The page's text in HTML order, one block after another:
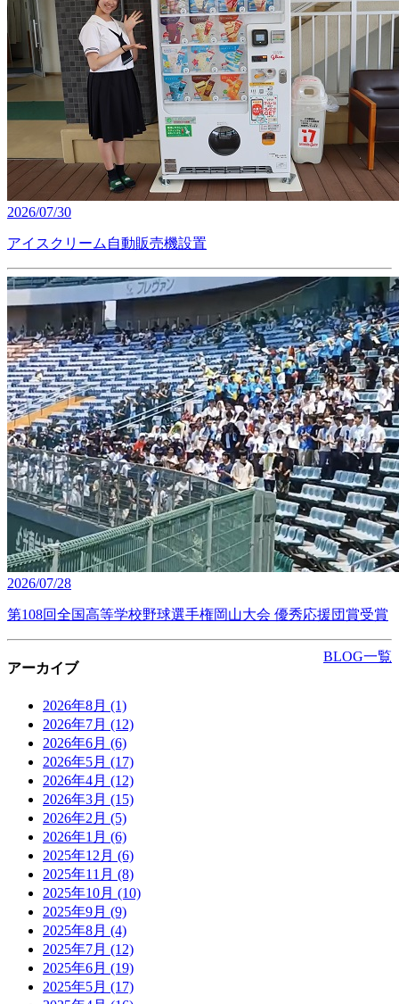
2026/07/30
アイスクリーム自動販売機設置
2026/07/28
第108回全国高等学校野球選手権岡山大会 優秀応援団賞受賞
BLOG一覧
アーカイブ
2026年8月 (1)
2026年7月 (12)
2026年6月 (6)
2026年5月 (17)
2026年4月 (12)
2026年3月 (15)
2026年2月 (5)
2026年1月 (6)
2025年12月 (6)
2025年11月 (8)
2025年10月 (10)
2025年9月 (9)
2025年8月 (4)
2025年7月 (12)
2025年6月 (19)
2025年5月 (17)